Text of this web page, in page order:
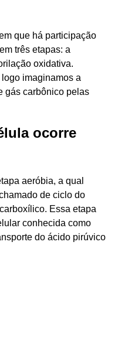
que há participação
três etapas: a
oxidativa.
imaginamos a
gás carbônico pelas
ocorre
aeróbia, a qual
de ciclo do
Essa etapa
conhecida como
do ácido pirúvico